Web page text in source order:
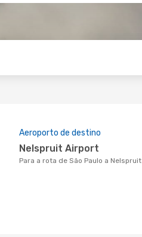
Aeroporto de destino
Nelspruit Airport
Para a rota de São Paulo a Nelspruit